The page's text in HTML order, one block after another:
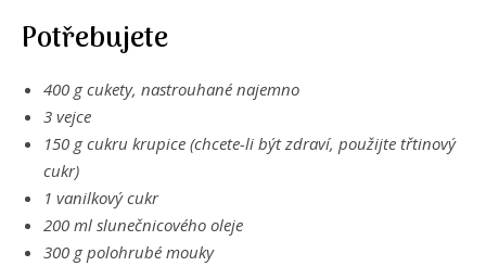
Potřebujete
400 g cukety, nastrouhané najemno
3 vejce
150 g cukru krupice (chcete-li být zdraví, použijte třtinový
cukr)
1 vanilkový cukr
200 ml slunečnicového oleje
300 g polohrubé mouky